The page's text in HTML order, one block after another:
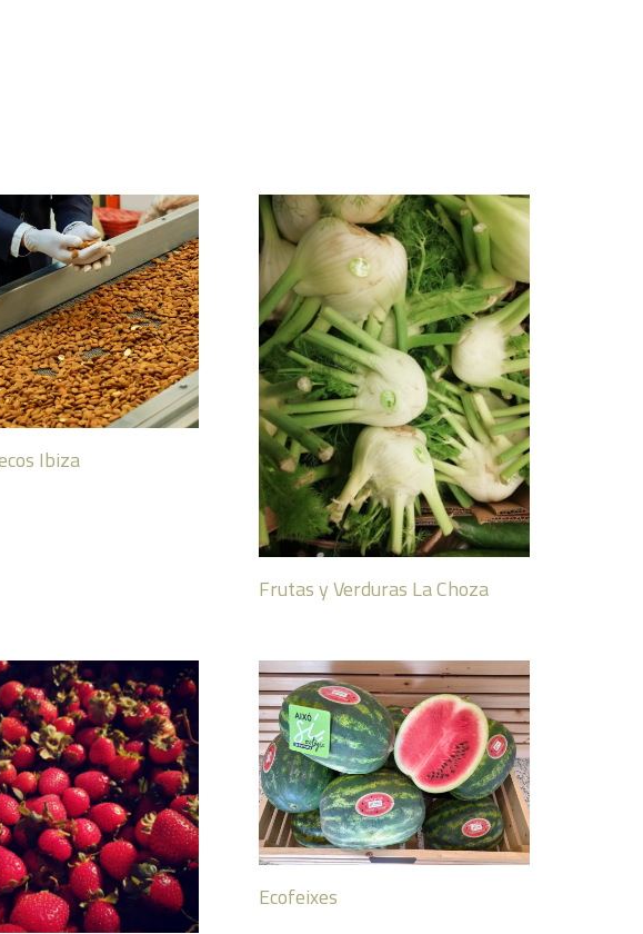
Ibiza
Frutas y Verduras La Choza
Ecofeixes